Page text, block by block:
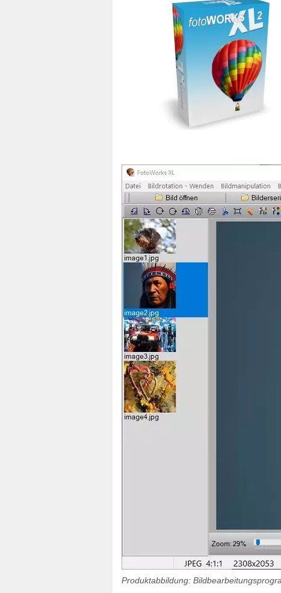
Produktabbildung: